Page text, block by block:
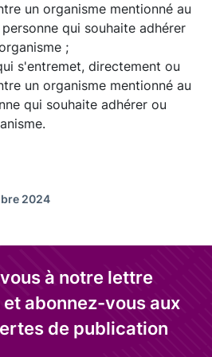
un organisme mentionné au
qui souhaite adhérer
;
s'entremet, directement ou
un organisme mentionné au
qui souhaite adhérer ou
2024
à notre lettre
abonnez-vous aux
de publication